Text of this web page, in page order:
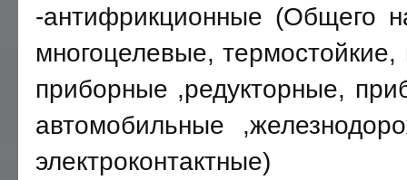
-антифрикционные (Общего
многоцелевые,
приборные ,редукторные,
автомобильные
электроконтактные)